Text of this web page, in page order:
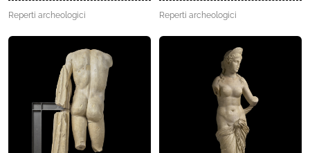
Reperti archeologici Reperti archeologici